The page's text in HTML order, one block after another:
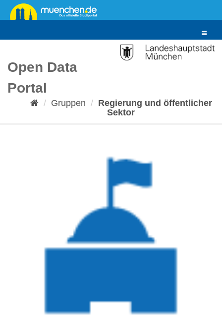
Überspringen
zum
Toggle
Open Data
Portal
Gruppen
Regierung und öffentlicher
Sektor